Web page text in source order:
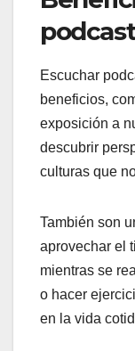
Escuchar
beneficios,
exposición a
descubrir
culturas que
También son
aprovechar el
mientras se
o hacer
en la vida